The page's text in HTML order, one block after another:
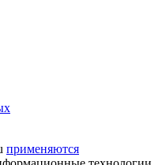
применяются